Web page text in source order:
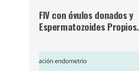
FIV con óvulos donados y
Espermatozoides Propios.